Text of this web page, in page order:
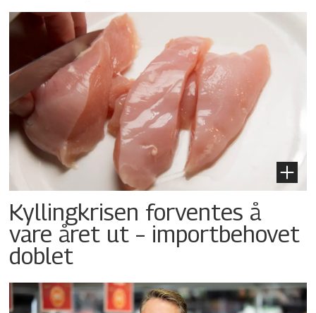
Kyllingkrisen forventes å
vare året ut – importbehovet
doblet